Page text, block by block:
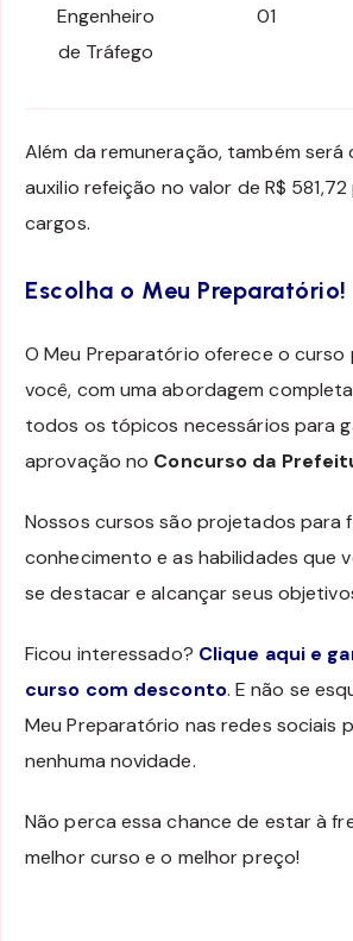
Engenheiro
de Tráfego
01
Além da remuneração, também será
auxilio refeição no valor de R$
cargos.
Escolha o Meu Preparatório!
O Meu Preparatório oferece o
você, com uma abordagem
todos os tópicos necessários para
aprovação no Concurso da
Nossos cursos são projetados para
conhecimento e as habilidades que
se destacar e alcançar seus
Ficou interessado? Clique aqui e
curso com desconto. E não se
Meu Preparatório nas redes sociais
nenhuma novidade.
Não perca essa chance de estar à
melhor curso e o melhor preço!